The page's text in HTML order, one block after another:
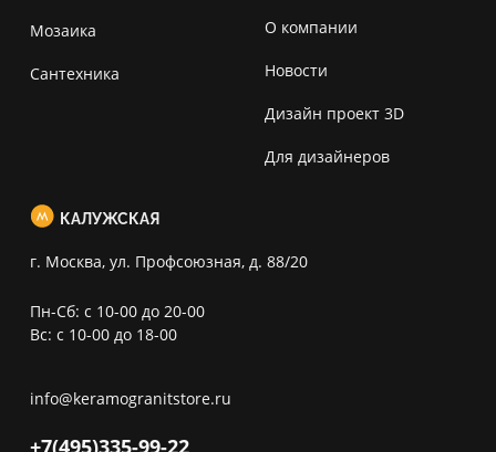
Мозаика
Сантехника
О компании
Новости
Дизайн проект 3D
Для дизайнеров
КАЛУЖСКАЯ
г. Москва, ул. Профсоюзная, д. 88/20
Пн-Сб: с 10-00 до 20-00
Вс: с 10-00 до 18-00
info@keramogranitstore.ru
+7(495)335-99-22